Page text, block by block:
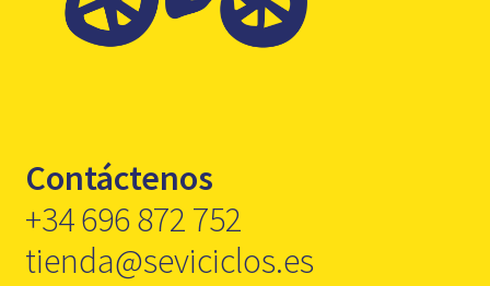
Contáctenos
+34 696 872 752
tienda@seviciclos.es